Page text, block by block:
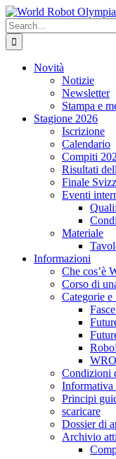
Skip
to
content
Search
for:
Novità
Notizie
Newsletter
Stampa e
Stagione 2026
Iscrizione
Calendario
Compiti
Risultati
Finale
Eventi
Materiale
Informazioni
Che cos’è
Corso di
Categorie e
Condizioni
Informativa
Principi
scaricare
Dossier di
Archivio